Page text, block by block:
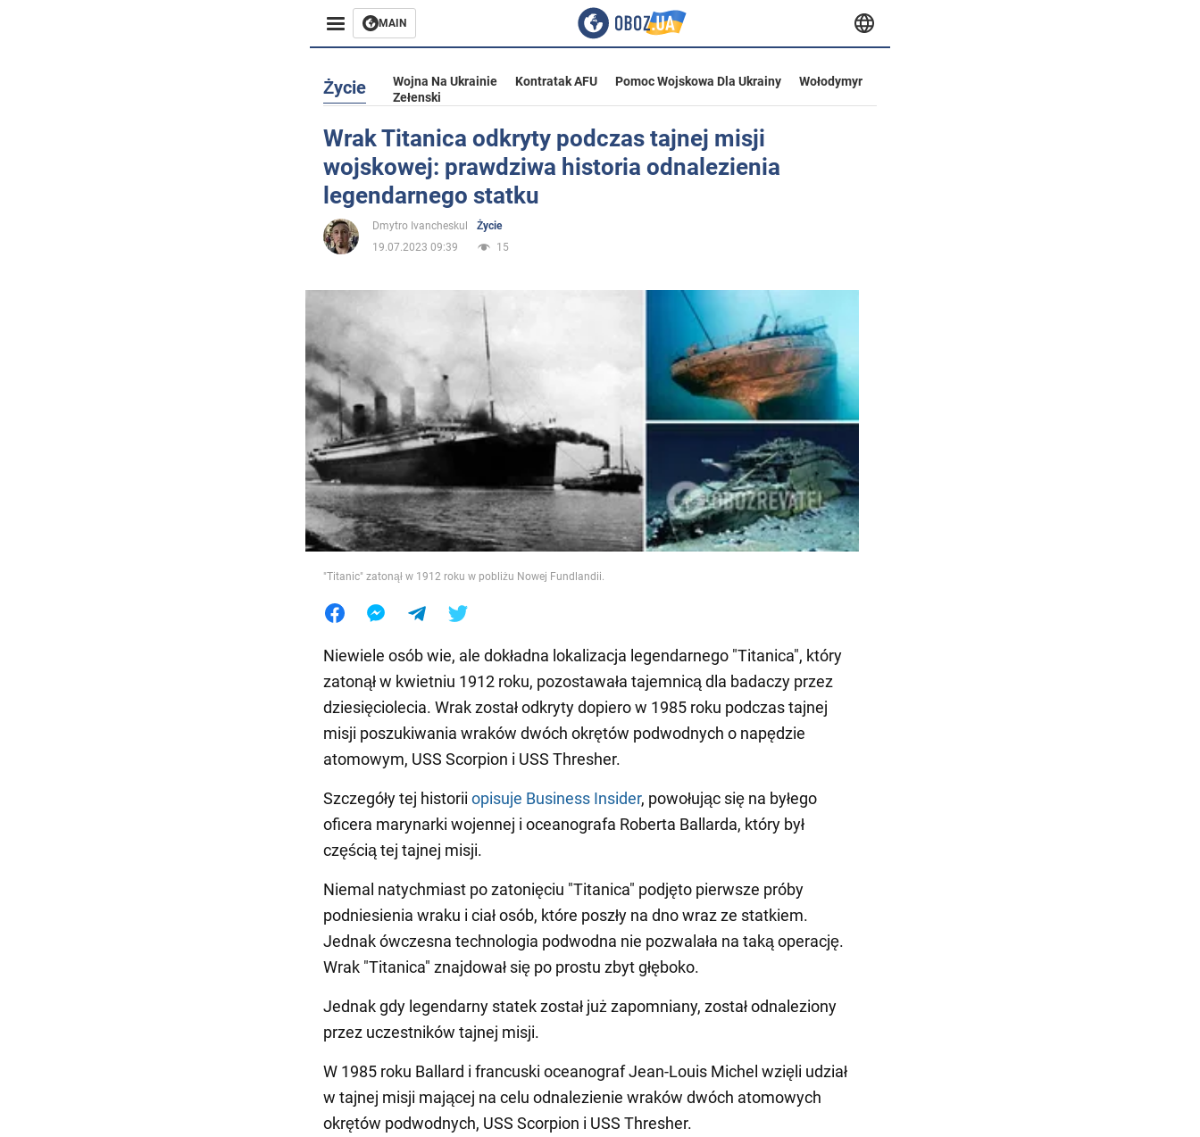
MAIN
Rozrywka
Życie
Polityka
Społeczeństwo
Świat
Jedzenie
Życie Wojna Na Ukrainie Kontratak AFU Pomoc Wojskowa Dla Ukrainy
Wołodymyr
Zełenski
Wrak Titanica odkryty podczas tajnej misji
wojskowej: prawdziwa historia odnalezienia
legendarnego statku
Dmytro Ivancheskul
Życie
19.07.2023 09:39
15
"Titanic" zatonął w 1912 roku w pobliżu Nowej Fundlandii.
Niewiele osób wie, ale dokładna lokalizacja legendarnego "Titanica", który
zatonął w kwietniu 1912 roku, pozostawała tajemnicą dla badaczy przez
dziesięciolecia. Wrak został odkryty dopiero w 1985 roku podczas tajnej
misji poszukiwania wraków dwóch okrętów podwodnych o napędzie
atomowym, USS Scorpion i USS Thresher.
Szczegóły tej historii opisuje Business Insider, powołując się na byłego
oficera marynarki wojennej i oceanografa Roberta Ballarda, który był
częścią tej tajnej misji.
Niemal natychmiast po zatonięciu "Titanica" podjęto pierwsze próby
podniesienia wraku i ciał osób, które poszły na dno wraz ze statkiem.
Jednak ówczesna technologia podwodna nie pozwalała na taką operację.
Wrak "Titanica" znajdował się po prostu zbyt głęboko.
Jednak gdy legendarny statek został już zapomniany, został odnaleziony
przez uczestników tajnej misji.
W 1985 roku Ballard i francuski oceanograf Jean-Louis Michel wzięli udział
w tajnej misji mającej na celu odnalezienie wraków dwóch atomowych
okrętów podwodnych, USS Scorpion i USS Thresher.